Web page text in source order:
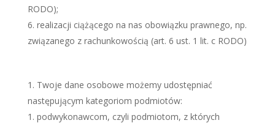
RODO);
realizacji ciążącego na nas obowiązku prawnego, np.
związanego z rachunkowością (art. 6 ust. 1 lit. c RODO)
Twoje dane osobowe możemy udostępniać
następującym kategoriom podmiotów:
podwykonawcom, czyli podmiotom, z których